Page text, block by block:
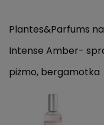
Plantes&Parfums
Intense Amber-
piżmo, bergamotka